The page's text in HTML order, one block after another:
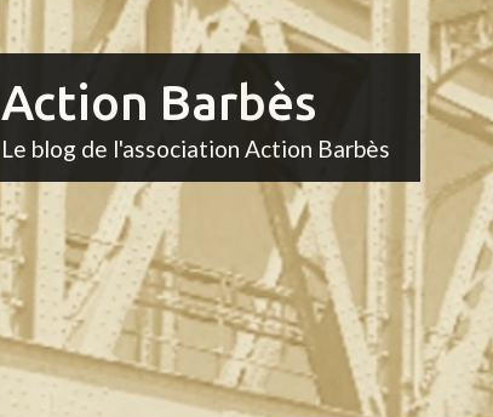
Action Barbès
Le blog de l'association Action Barbès